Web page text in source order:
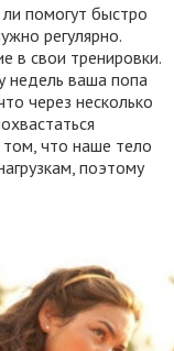
помогут быстро
регулярно.
в свои тренировки.
недель ваша попа
через несколько
что наше тело
поэтому